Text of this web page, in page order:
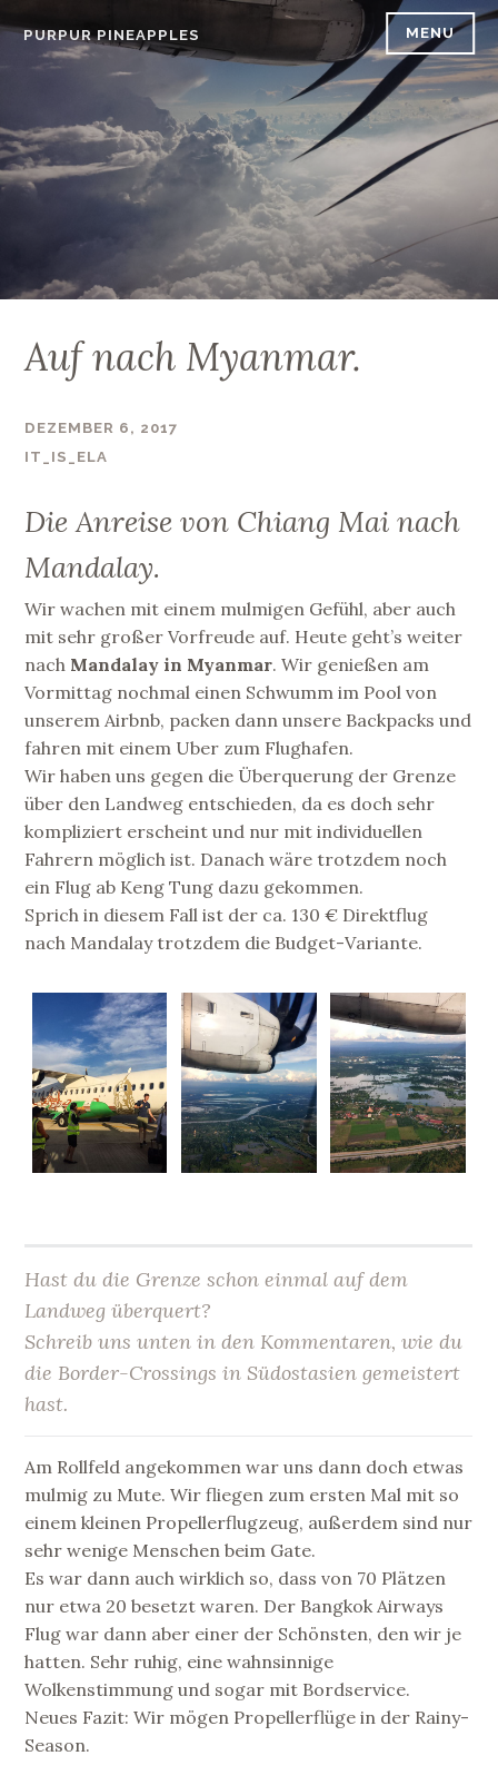
content
PURPUR PINEAPPLES MENU
Auf nach Myanmar.
DEZEMBER 6, 2017
IT_IS_ELA
Die Anreise von Chiang Mai nach
Mandalay.
Wir wachen mit einem mulmigen Gefühl, aber auch
mit sehr großer Vorfreude auf. Heute geht’s weiter
nach Mandalay in Myanmar. Wir genießen am
Vormittag nochmal einen Schwumm im Pool von
unserem Airbnb, packen dann unsere Backpacks und
fahren mit einem Uber zum Flughafen.
Wir haben uns gegen die Überquerung der Grenze
über den Landweg entschieden, da es doch sehr
kompliziert erscheint und nur mit individuellen
Fahrern möglich ist. Danach wäre trotzdem noch
ein Flug ab Keng Tung dazu gekommen.
Sprich in diesem Fall ist der ca. 130 € Direktflug
nach Mandalay trotzdem die Budget-Variante.
Hast du die Grenze schon einmal auf dem
Landweg überquert?
Schreib uns unten in den Kommentaren, wie du
die Border-Crossings in Südostasien gemeistert
hast.
Am Rollfeld angekommen war uns dann doch etwas
mulmig zu Mute. Wir fliegen zum ersten Mal mit so
einem kleinen Propellerflugzeug, außerdem sind nur
sehr wenige Menschen beim Gate.
Es war dann auch wirklich so, dass von 70 Plätzen
nur etwa 20 besetzt waren. Der Bangkok Airways
Flug war dann aber einer der Schönsten, den wir je
hatten. Sehr ruhig, eine wahnsinnige
Wolkenstimmung und sogar mit Bordservice.
Neues Fazit: Wir mögen Propellerflüge in der Rainy-
Season.